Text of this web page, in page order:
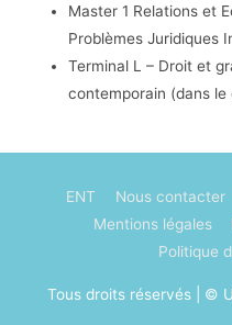
Master 1 Relations et
Problèmes Juridiques
Terminal L – Droit et
contemporain (dans
ENT Nous contacter
Mentions légales
Politique
Tous droits réservés | ©